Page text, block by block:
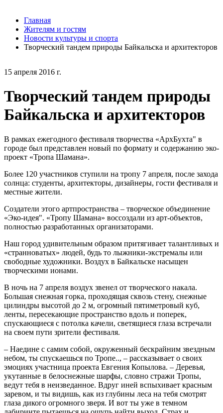
15 апреля 2016 г.
Творческий тандем природы
Байкальска и архитекторов
В рамках ежегодного фестиваля творчества «АрхБухта" в
городе был представлен новый по формату и содержанию эко-
проект «Тропа Шамана».
Более 120 участников ступили на тропу 7 апреля, после захода
солнца: студенты, архитекторы, дизайнеры, гости фестиваля и
местные жители.
Создатели этого артпространства – творческое объединение
«Эко-идея". «Тропу Шамана» воссоздали из арт-объектов,
полностью разработанных организаторами.
Наш город удивительным образом притягивает талантливых и
«странноватых» людей, будь то лыжники-экстремалы или
свободные художники. Воздух в Байкальске насыщен
творческими ионами.
В ночь на 7 апреля воздух звенел от творческого накала.
Большая снежная горка, проходящая сквозь стену, снежные
цилиндры высотой до 2 м, огромный пятиметровый куб,
ленты, пересекающие пространство вдоль и поперек,
спускающиеся с потолка качели, светящиеся глаза встречали
на своем пути зрители фестиваля.
– Наедине с самим собой, окруженный бескрайним звездным
небом, ты спускаешься по Тропе.., – рассказывает о своих
эмоциях участница проекта Евгения Копылова. – Деревья,
укутанные в белоснежные шарфы, словно стражи Тропы,
ведут тебя в неизведанное. Вдруг иней вспыхивает красным
заревом, и ты видишь, как из глубины леса на тебя смотрят
глаза дикого огромного зверя. И вот ты уже в темном
Главная
Жителям и гостям
Новости культуры и спорта
Творческий тандем природы Байкальска и архитекторов